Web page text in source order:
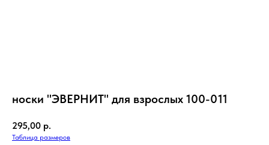
носки "ЭВЕРНИТ" для взрослых 100-011
295,00 р.
Таблица размеров